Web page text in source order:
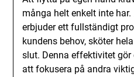
många helt enkelt inte har.
erbjuder ett fullständigt
kundens behov, sköter
slut. Denna effektivitet
att fokusera på andra